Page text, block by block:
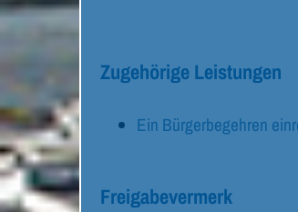
Zugehörige Leistungen
Ein Bürgerbegehren
Freigabevermerk